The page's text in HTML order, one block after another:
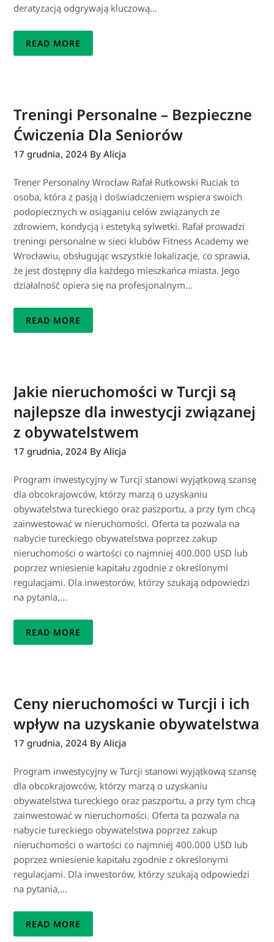
deratyzacją odgrywają kluczową…
READ MORE
Treningi Personalne – Bezpieczne
Ćwiczenia Dla Seniorów
17 grudnia, 2024 By Alicja
Trener Personalny Wrocław Rafał Rutkowski Ruciak to
osoba, która z pasją i doświadczeniem wspiera swoich
podopiecznych w osiąganiu celów związanych ze
zdrowiem, kondycją i estetyką sylwetki. Rafał prowadzi
treningi personalne w sieci klubów Fitness Academy we
Wrocławiu, obsługując wszystkie lokalizacje, co sprawia,
że jest dostępny dla każdego mieszkańca miasta. Jego
działalność opiera się na profesjonalnym…
READ MORE
Jakie nieruchomości w Turcji są
najlepsze dla inwestycji związanej
z obywatelstwem
17 grudnia, 2024 By Alicja
Program inwestycyjny w Turcji stanowi wyjątkową szansę
dla obcokrajowców, którzy marzą o uzyskaniu
obywatelstwa tureckiego oraz paszportu, a przy tym chcą
zainwestować w nieruchomości. Oferta ta pozwala na
nabycie tureckiego obywatelstwa poprzez zakup
nieruchomości o wartości co najmniej 400.000 USD lub
poprzez wniesienie kapitału zgodnie z określonymi
regulacjami. Dla inwestorów, którzy szukają odpowiedzi
na pytania,…
READ MORE
Ceny nieruchomości w Turcji i ich
wpływ na uzyskanie obywatelstwa
17 grudnia, 2024 By Alicja
Program inwestycyjny w Turcji stanowi wyjątkową szansę
dla obcokrajowców, którzy marzą o uzyskaniu
obywatelstwa tureckiego oraz paszportu, a przy tym chcą
zainwestować w nieruchomości. Oferta ta pozwala na
nabycie tureckiego obywatelstwa poprzez zakup
nieruchomości o wartości co najmniej 400.000 USD lub
poprzez wniesienie kapitału zgodnie z określonymi
regulacjami. Dla inwestorów, którzy szukają odpowiedzi
na pytania,…
READ MORE